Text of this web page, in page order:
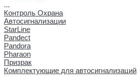
...
Контроль Охрана
Автосигнализации
StarLine
Pandect
Pandora
Pharaon
Призрак
Комплектующие для автосигнализаций